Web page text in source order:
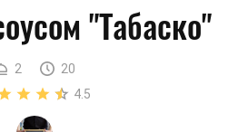
"Табаско"
2
20
4.5